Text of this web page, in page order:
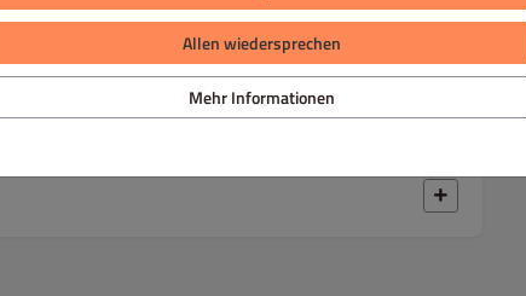
perfekt gegrillt – ein aromatischer Genuss
Allen wiedersprechen
Mehr Informationen